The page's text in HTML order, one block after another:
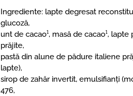
Ingrediente: lapte degresat
glucoză,
unt de cacao¹, masă de cacao¹,
prăjite,
pastă din alune de pădure italiene
lapte),
sirop de zahăr invertit, emulsifianți
476,